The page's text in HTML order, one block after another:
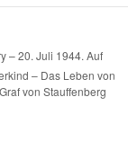
– 20. Juli 1944. Auf
– Das Leben von
von Stauffenberg